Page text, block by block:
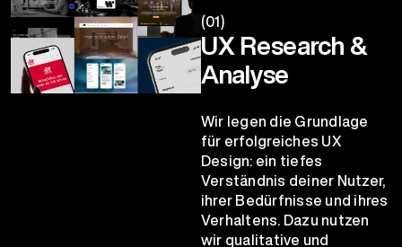
(01)
UX Research &
Analyse
Wir legen die Grundlage
für erfolgreiches UX
Design: ein tiefes
Verständnis deiner Nutzer,
ihrer Bedürfnisse und ihres
Verhaltens. Dazu nutzen
wir qualitative und